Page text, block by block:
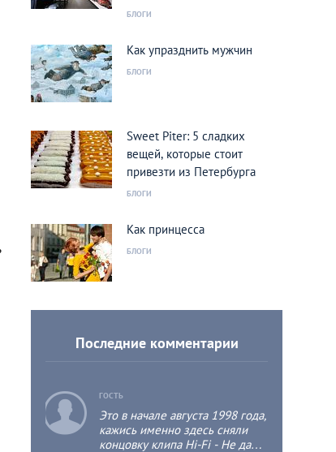
БЛОГИ
Как упразднить мужчин
БЛОГИ
Sweet Piter: 5 сладких
вещей, которые стоит
привезти из Петербурга
БЛОГИ
Как принцесса
БЛОГИ
Последние комментарии
c ГОСТЬ
Это в начале августа 1998 года,
кажись именно здесь сняли
концовку клипа Hi-Fi - Не дано